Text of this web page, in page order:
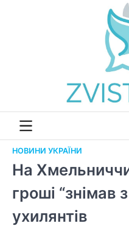
НОВИНИ УКРАЇНИ
На
гроші “знімав
ухилянтів